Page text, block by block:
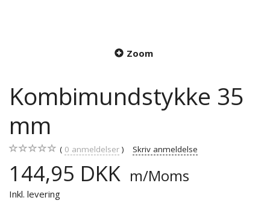
Zoom
Kombimundstykke 35
mm
0 anmeldelser Skriv anmeldelse
144,95 DKK m/Moms
Inkl. levering